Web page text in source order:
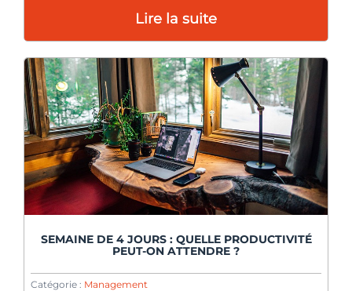
Lire la suite
SEMAINE DE 4 JOURS : QUELLE PRODUCTIVITÉ
PEUT-ON ATTENDRE ?
Catégorie : Management